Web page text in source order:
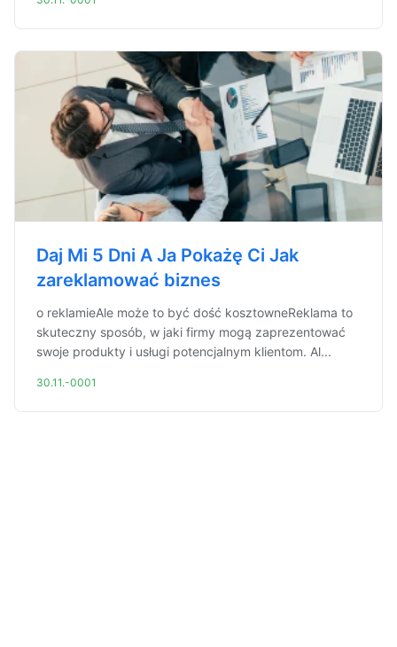
Daj Mi 5 Dni A Ja Pokażę Ci Jak
zareklamować biznes
o reklamieAle może to być dość kosztowneReklama to
skuteczny sposób, w jaki firmy mogą zaprezentować
swoje produkty i usługi potencjalnym klientom. Al...
30.11.-0001